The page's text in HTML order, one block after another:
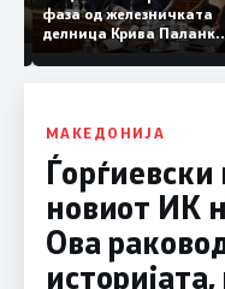
Во
фаза од железничката
делница Крива
– Деве Баир:
нема да заврши на
целина
МАКЕДОНИЈА
новиот ИК
Ова